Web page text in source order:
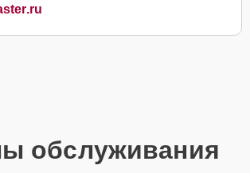
обслуживания